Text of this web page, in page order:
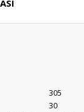
305
30